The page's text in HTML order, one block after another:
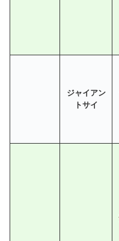
ジャイアン
トサイ